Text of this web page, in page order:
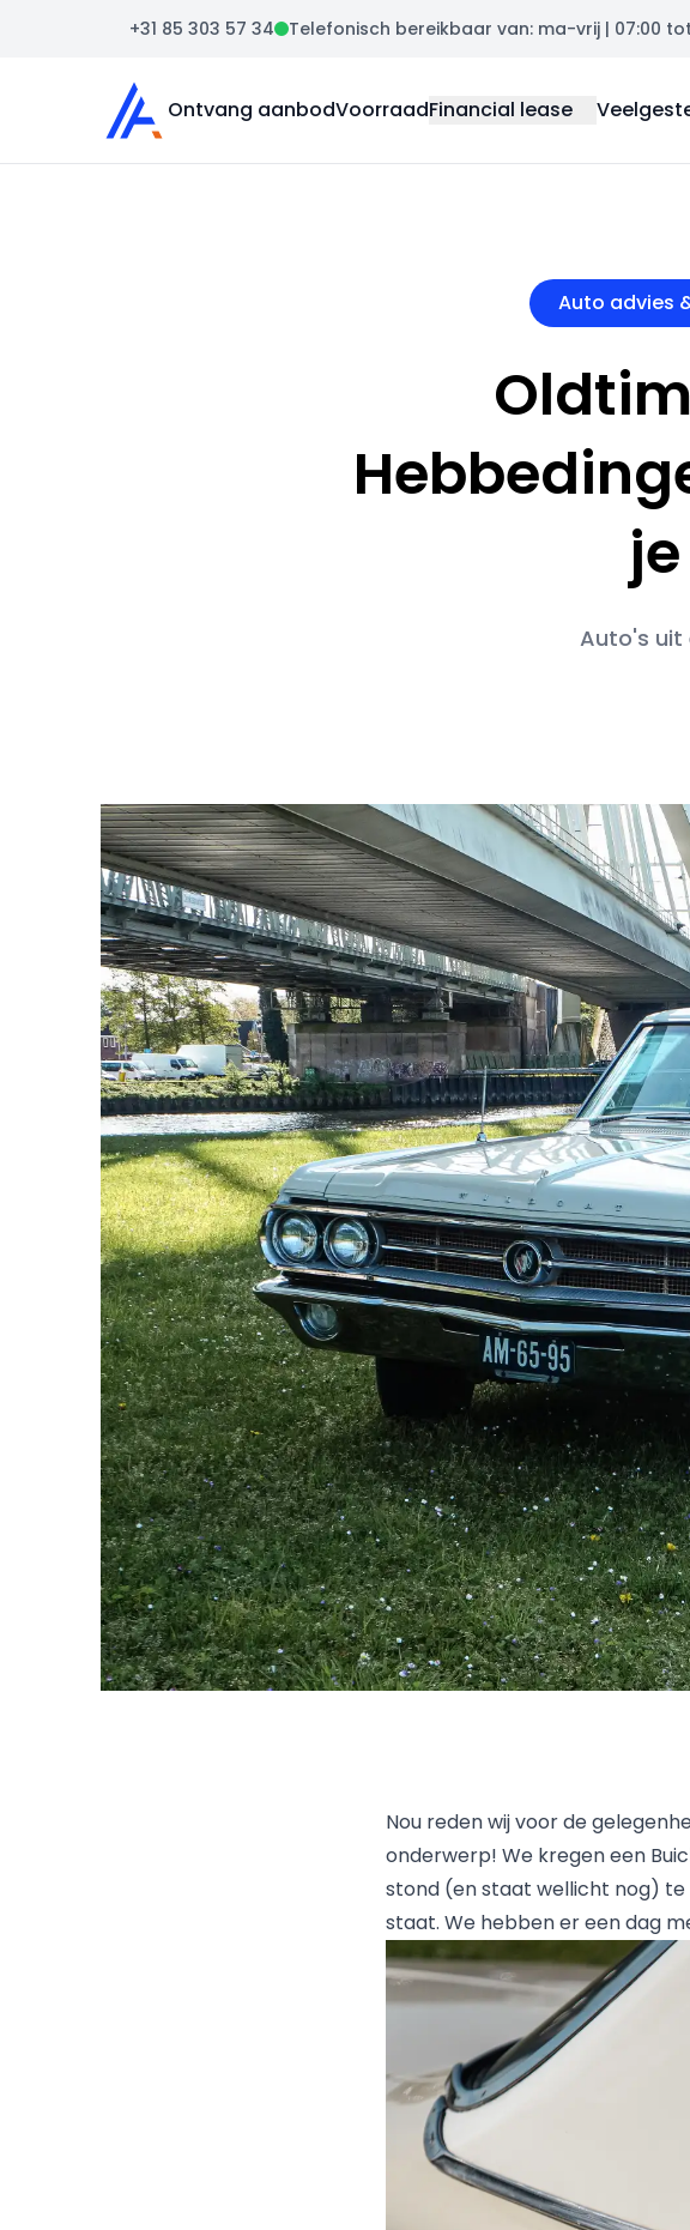
+31 85 303 57 34 Telefonisch bereikbaar van: ma-vrij | 07:00 tot
Auto Atlas
Ontvang aanbodVoorraadFinancial lease
Auto advies
Auto's uit
Nou reden wij voor de
onderwerp! We kregen een
stond (en staat wellicht nog) te
staat. We hebben er een dag